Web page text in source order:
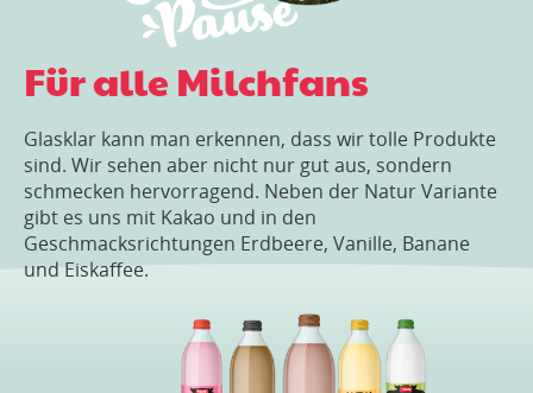
Für alle Milchfans
Glasklar kann man erkennen, dass wir tolle Produkte
sind. Wir sehen aber nicht nur gut aus, sondern
schmecken hervorragend. Neben der Natur Variante
gibt es uns mit Kakao und in den
Geschmacksrichtungen Erdbeere, Vanille, Banane
und Eiskaffee.